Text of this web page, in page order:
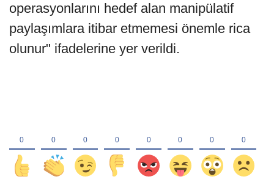
operasyonlarını hedef alan manipülatif
paylaşımlara itibar etmemesi önemle rica
olunur" ifadelerine yer verildi.